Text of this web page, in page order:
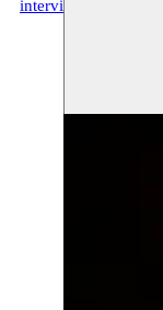
interview Bruzz (FR)